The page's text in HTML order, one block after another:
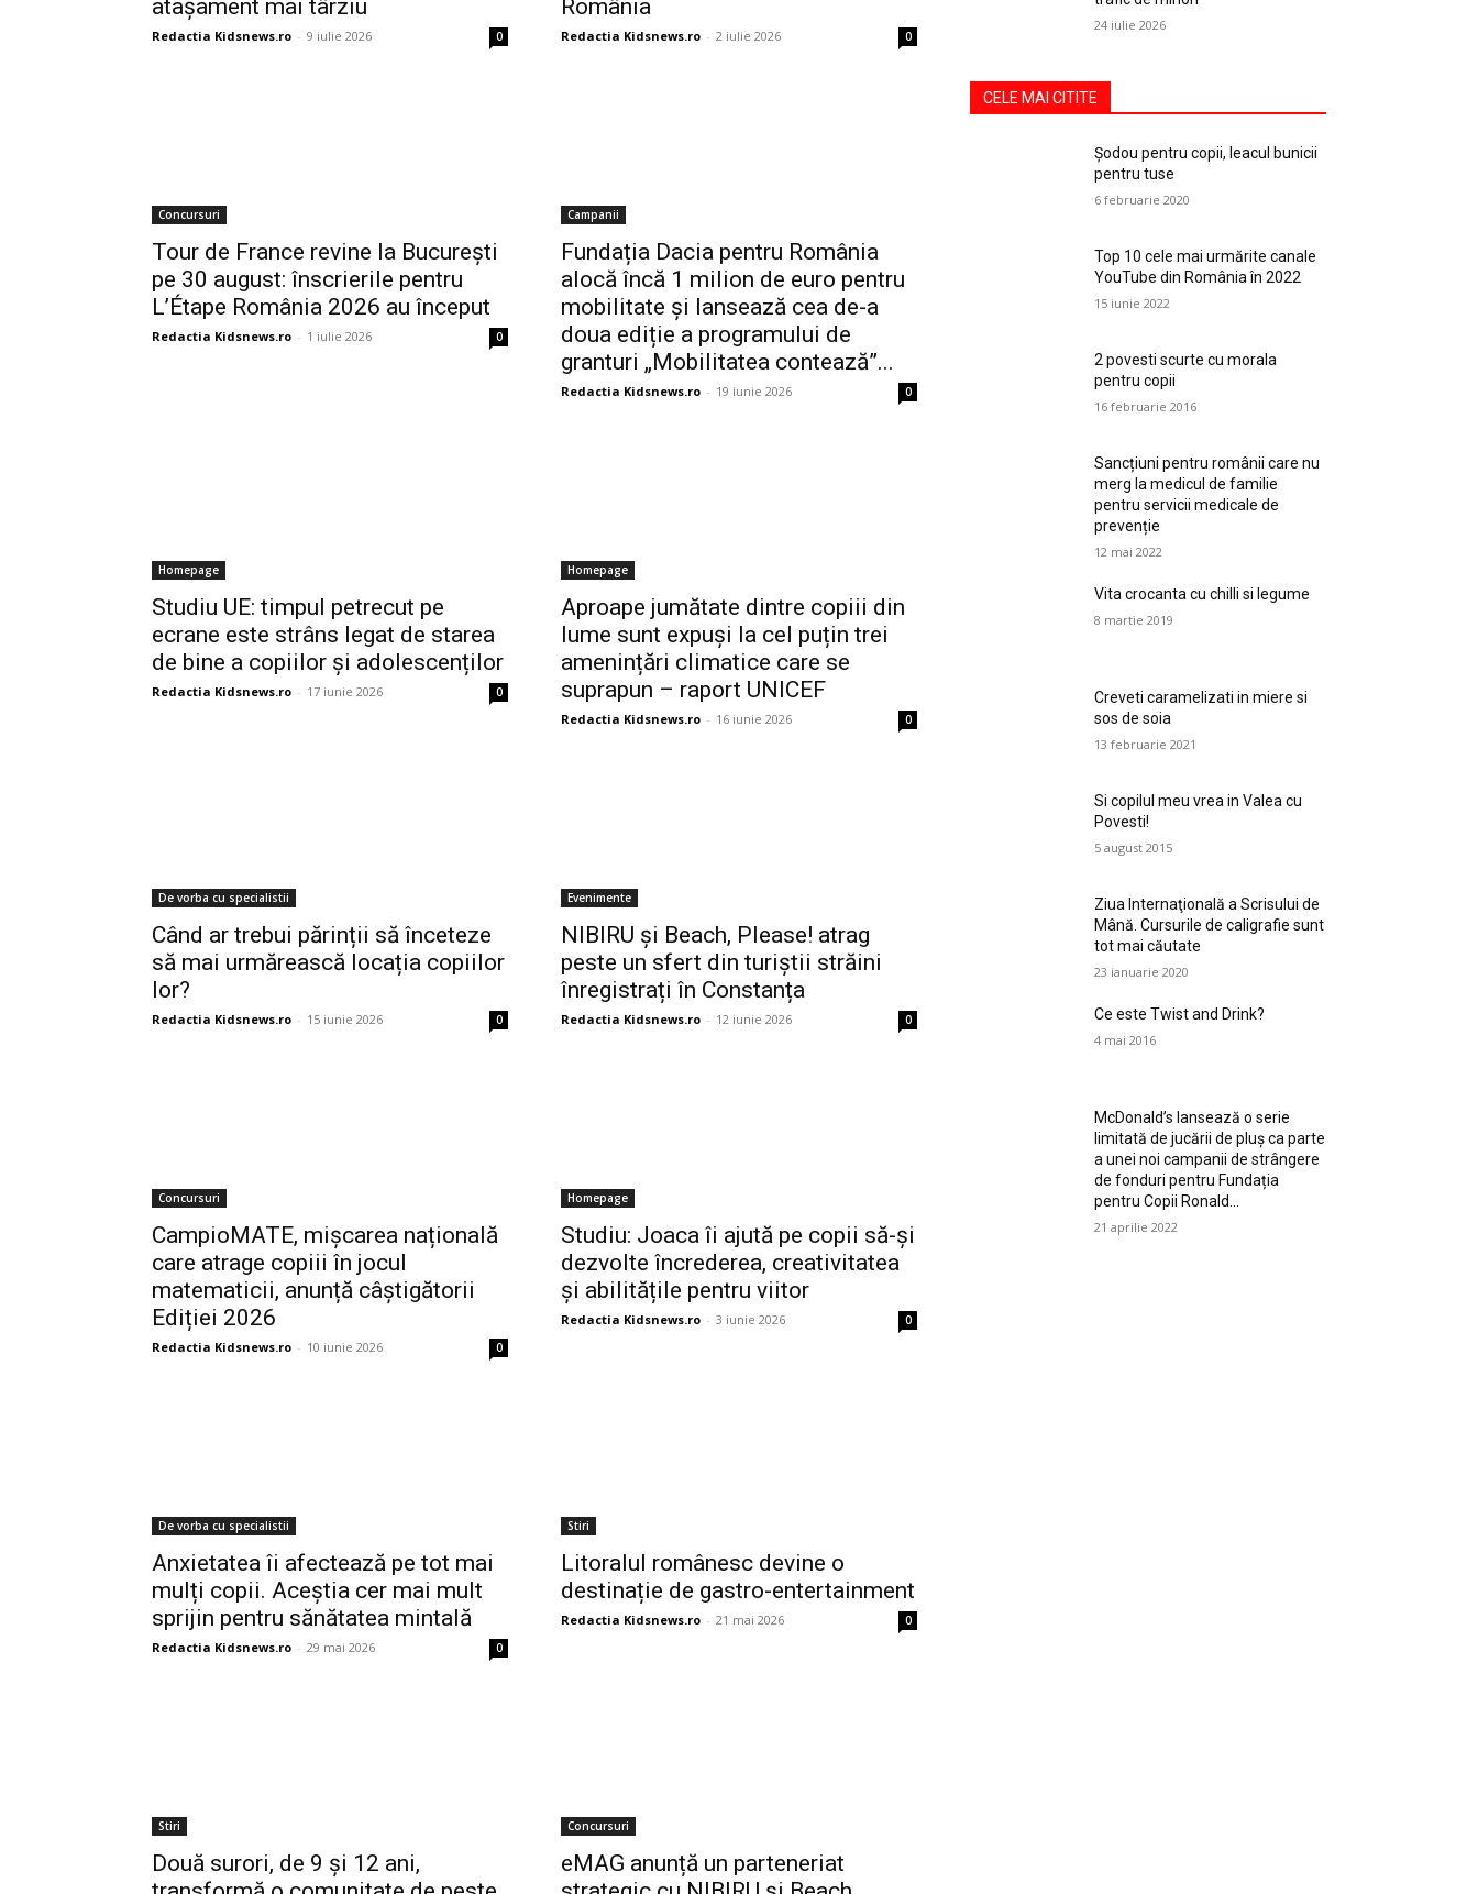
atașament mai târziu
Redactia Kidsnews.ro - 9 iulie 2026 0
România
Redactia Kidsnews.ro - 2 iulie 2026 0
Concursuri
Tour de France revine la București
pe 30 august: înscrierile pentru
L’Étape România 2026 au început
Redactia Kidsnews.ro - 1 iulie 2026 0
Campanii
Fundația Dacia pentru România
alocă încă 1 milion de euro pentru
mobilitate și lansează cea de-a
doua ediție a programului de
granturi „Mobilitatea contează”...
Redactia Kidsnews.ro - 19 iunie 2026 0
Homepage
Studiu UE: timpul petrecut pe
ecrane este strâns legat de starea
de bine a copiilor și adolescenților
Redactia Kidsnews.ro - 17 iunie 2026 0
Homepage
Aproape jumătate dintre copiii din
lume sunt expuși la cel puțin trei
amenințări climatice care se
suprapun – raport UNICEF
Redactia Kidsnews.ro - 16 iunie 2026 0
De vorba cu specialistii
Când ar trebui părinții să înceteze
să mai urmărească locația copiilor
lor?
Redactia Kidsnews.ro - 15 iunie 2026 0
Evenimente
NIBIRU și Beach, Please! atrag
peste un sfert din turiștii străini
înregistrați în Constanța
Redactia Kidsnews.ro - 12 iunie 2026 0
Concursuri
CampioMATE, mișcarea națională
care atrage copiii în jocul
matematicii, anunță câștigătorii
Ediției 2026
Redactia Kidsnews.ro - 10 iunie 2026 0
Homepage
Studiu: Joaca îi ajută pe copii să-și
dezvolte încrederea, creativitatea
și abilitățile pentru viitor
Redactia Kidsnews.ro - 3 iunie 2026 0
De vorba cu specialistii
Anxietatea îi afectează pe tot mai
mulți copii. Aceștia cer mai mult
sprijin pentru sănătatea mintală
Redactia Kidsnews.ro - 29 mai 2026 0
Stiri
Litoralul românesc devine o
destinație de gastro-entertainment
Redactia Kidsnews.ro - 21 mai 2026 0
Stiri
Două surori, de 9 și 12 ani,
Concursuri
eMAG anunță un parteneriat
24 iulie 2026
CELE MAI CITITE
Șodou pentru copii, leacul bunicii
pentru tuse
6 februarie 2020
Top 10 cele mai urmărite canale
YouTube din România în 2022
15 iunie 2022
2 povesti scurte cu morala
pentru copii
16 februarie 2016
Sancțiuni pentru românii care nu
merg la medicul de familie
pentru servicii medicale de
prevenție
12 mai 2022
Vita crocanta cu chilli si legume
8 martie 2019
Creveti caramelizati in miere si
sos de soia
13 februarie 2021
Si copilul meu vrea in Valea cu
Povesti!
5 august 2015
Ziua Internaţională a Scrisului de
Mână. Cursurile de caligrafie sunt
tot mai căutate
23 ianuarie 2020
Ce este Twist and Drink?
4 mai 2016
McDonald’s lansează o serie
limitată de jucării de pluș ca parte
a unei noi campanii de strângere
de fonduri pentru Fundația
pentru Copii Ronald...
21 aprilie 2022